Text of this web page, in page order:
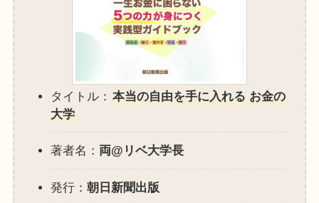
タイトル： 本当の自由を手に入れる お金の
大学
著者名： 両@リベ大学長
発行： 朝日新聞出版